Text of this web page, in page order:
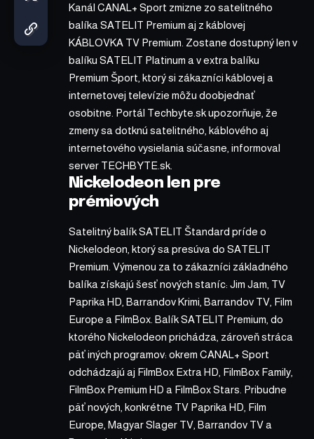
Kanál CANAL+ Sport zmizne zo satelitného
balíka SATELIT Premium aj z káblovej
KÁBLOVKA TV Premium. Zostane dostupný len v
balíku SATELIT Platinum a v extra balíku
Premium Šport, ktorý si zákazníci káblovej a
internetovej televízie môžu doobjednať
osobitne. Portál Techbyte.sk upozorňuje, že
zmeny sa dotknú satelitného, káblového aj
internetového vysielania súčasne, informoval
server TECHBYTE.sk.
Nickelodeon len pre
prémiových
Satelitný balík SATELIT Štandard príde o
Nickelodeon, ktorý sa presúva do SATELIT
Premium. Výmenou za to zákazníci základného
balíka získajú šesť nových staníc: Jim Jam, TV
Paprika HD, Barrandov Krimi, Barrandov TV, Film
Europe a FilmBox. Balík SATELIT Premium, do
ktorého Nickelodeon prichádza, zároveň stráca
päť iných programov: okrem CANAL+ Sport
odchádzajú aj FilmBox Extra HD, FilmBox Family,
FilmBox Premium HD a FilmBox Stars. Pribudne
päť nových, konkrétne TV Paprika HD, Film
Europe, Magyar Slager TV, Barrandov TV a